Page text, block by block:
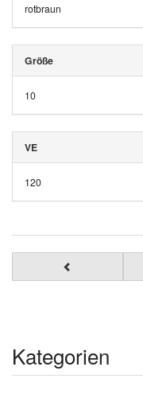
rotbraun
Größe
10
VE
120
Kategorien